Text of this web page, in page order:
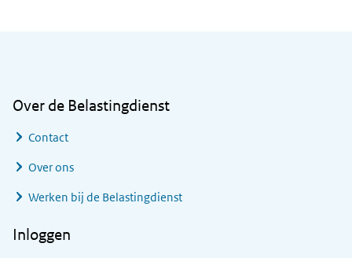
Over de Belastingdienst
Contact
Over ons
Werken bij de Belastingdienst
Inloggen